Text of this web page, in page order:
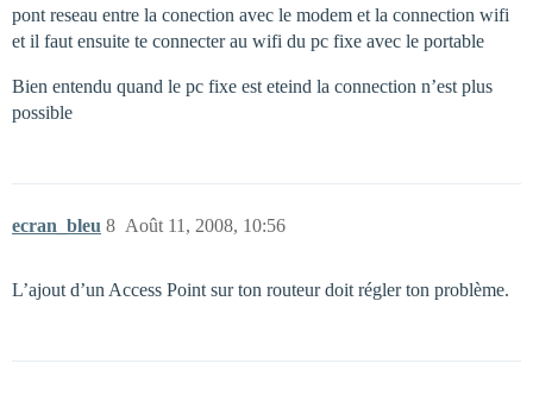
pont reseau entre la conection avec le modem et la connection wifi
et il faut ensuite te connecter au wifi du pc fixe avec le portable
Bien entendu quand le pc fixe est eteind la connection n’est plus
possible
ecran_bleu Août 11, 2008, 10:56
8
L’ajout d’un Access Point sur ton routeur doit régler ton problème.